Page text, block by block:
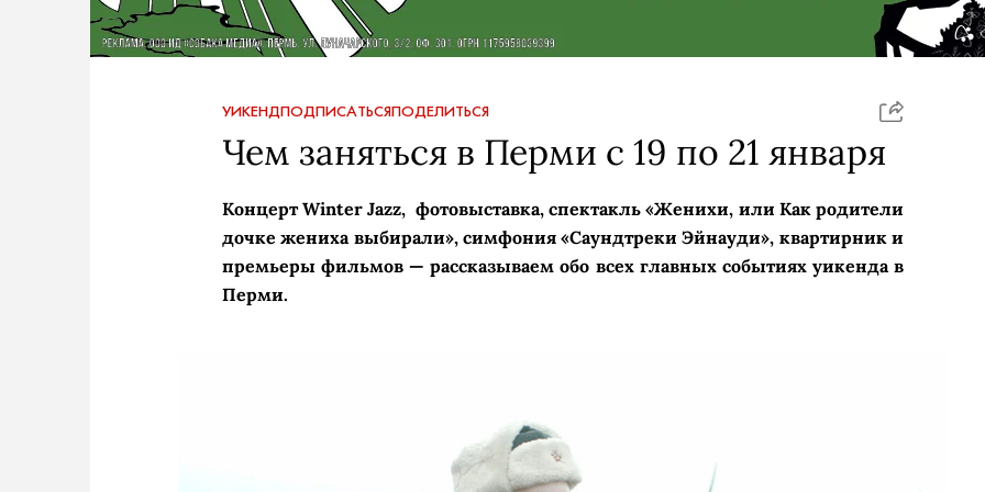
УИКЕНДПОДПИСАТЬСЯПОДЕЛИТЬСЯ
Чем заняться в Перми с 19 по 21 января
Концерт Winter Jazz, фотовыставка, спектакль «Женихи, или Как родители
дочке жениха выбирали», симфония «Саундтреки Эйнауди», квартирник и
премьеры фильмов — рассказываем обо всех главных событиях уикенда в
Перми.